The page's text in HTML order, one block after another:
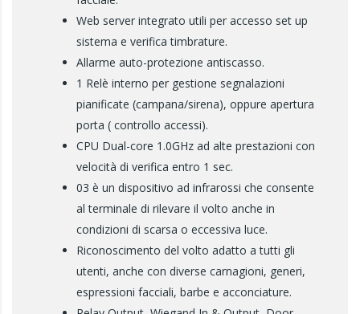
Web server integrato utili per accesso set up
sistema e verifica timbrature.
Allarme auto-protezione antiscasso.
1 Relè interno per gestione segnalazioni
pianificate (campana/sirena), oppure apertura
porta ( controllo accessi).
CPU Dual-core 1.0GHz ad alte prestazioni con
velocità di verifica entro 1 sec.
03 è un dispositivo ad infrarossi che consente
al terminale di rilevare il volto anche in
condizioni di scarsa o eccessiva luce.
Riconoscimento del volto adatto a tutti gli
utenti, anche con diverse carnagioni, generi,
espressioni facciali, barbe e acconciature.